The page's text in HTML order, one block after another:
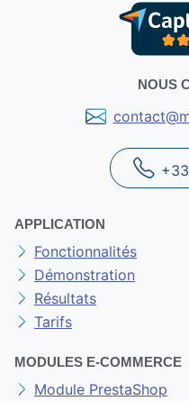
NOUS
APPLICATION
Fonctionnalités
Démonstration
Résultats
Tarifs
MODULES E-COMMERCE
Module PrestaShop